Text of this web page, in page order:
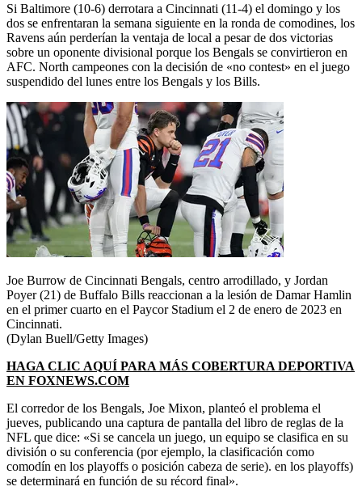
Si Baltimore (10-6) derrotara a Cincinnati (11-4) el domingo y los
dos se enfrentaran la semana siguiente en la ronda de comodines, los
Ravens aún perderían la ventaja de local a pesar de dos victorias
sobre un oponente divisional porque los Bengals se convirtieron en
AFC. North campeones con la decisión de «no contest» en el juego
suspendido del lunes entre los Bengals y los Bills.
Joe Burrow de Cincinnati Bengals, centro arrodillado, y Jordan
Poyer (21) de Buffalo Bills reaccionan a la lesión de Damar Hamlin
en el primer cuarto en el Paycor Stadium el 2 de enero de 2023 en
Cincinnati.
(Dylan Buell/Getty Images)
HAGA CLIC AQUÍ PARA MÁS COBERTURA DEPORTIVA
EN FOXNEWS.COM
El corredor de los Bengals, Joe Mixon, planteó el problema el
jueves, publicando una captura de pantalla del libro de reglas de la
NFL que dice: «Si se cancela un juego, un equipo se clasifica en su
división o su conferencia (por ejemplo, la clasificación como
comodín en los playoffs o posición cabeza de serie). en los playoffs)
se determinará en función de su récord final».